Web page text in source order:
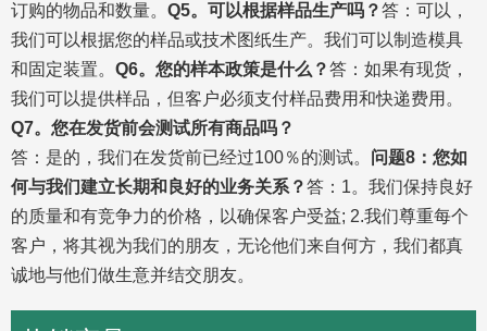
须支付样品费用和快递费用。
Q7。您在发货前会测试所有商品吗？
答：是的，我们在发货前已经过100％的测试。问题8：您
如何与我们建立长期和良好的业务关系？答：1。我们保
持良好的质量和有竞争力的价格，以确保客户受益; 2.我们
尊重每个客户，将其视为我们的朋友，无论他们来自何
方，我们都真诚地与他们做生意并结交朋友。